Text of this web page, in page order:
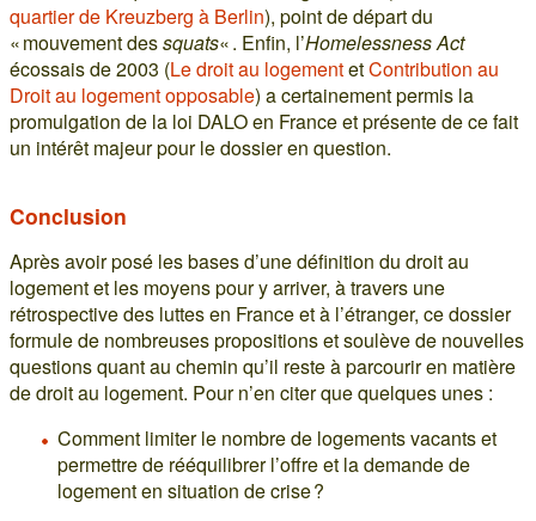
quartier de Kreuzberg à Berlin), point de départ du
« mouvement dessquats« . Enfin, l’Homelessness Act
écossais de 2003 (Le droit au logementetContribution au
Droit au logement opposable) a certainement permis la
promulgation de la loi DALO en France et présente de ce fait
un intérêt majeur pour le dossier en question.
Conclusion
Après avoir posé les bases d’une définition du droit au
logement et les moyens pour y arriver, à travers une
rétrospective des luttes en France et à l’étranger, ce dossier
formule de nombreuses propositions et soulève de nouvelles
questions quant au chemin qu’il reste à parcourir en matière
de droit au logement. Pour n’en citer que quelques unes :
Comment limiter le nombre de logements vacants et
permettre de rééquilibrer l’offre et la demande de
logement en situation de crise ?